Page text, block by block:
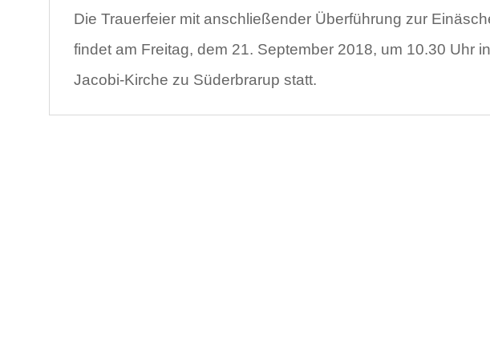
Die Trauerfeier mit anschließender Überführung zur
findet am Freitag, dem 21. September 2018, um 10.30 Uhr
Jacobi-Kirche zu Süderbrarup statt.